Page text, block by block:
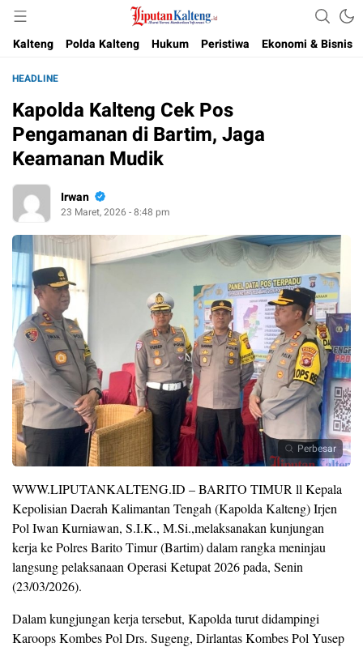
Liputan Kalteng
Akurat, Terpercaya & Independent
Kalteng
Polda Kalteng Hukum Peristiwa Ekonomi & Bisnis
HEADLINE
Kapolda Kalteng Cek Pos
Pengamanan di Bartim, Jaga
Keamanan Mudik
Irwan
23 Maret, 2026 - 8:48 pm
Perbesar
WWW.LIPUTANKALTENG.ID – BARITO TIMUR ll Kepala
Kepolisian Daerah Kalimantan Tengah (Kapolda Kalteng) Irjen
Pol Iwan Kurniawan, S.I.K., M.Si.,melaksanakan kunjungan
kerja ke Polres Barito Timur (Bartim) dalam rangka meninjau
langsung pelaksanaan Operasi Ketupat 2026 pada, Senin
(23/03/2026).
Dalam kungjungan kerja tersebut, Kapolda turut didampingi
Karoops Kombes Pol Drs. Sugeng, Dirlantas Kombes Pol Yusep